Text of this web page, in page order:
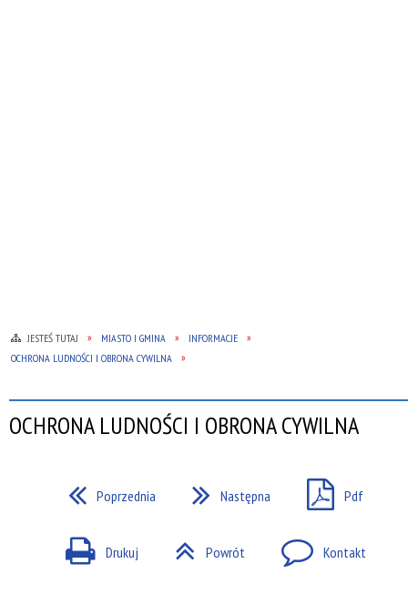
JESTEŚ TUTAJ MIASTO I GMINA
INFORMACJE
OCHRONA LUDNOŚCI I OBRONA CYWILNA
OCHRONA LUDNOŚCI I OBRONA CYWILNA
Poprzednia Następna Pdf
Drukuj Powrót Kontakt